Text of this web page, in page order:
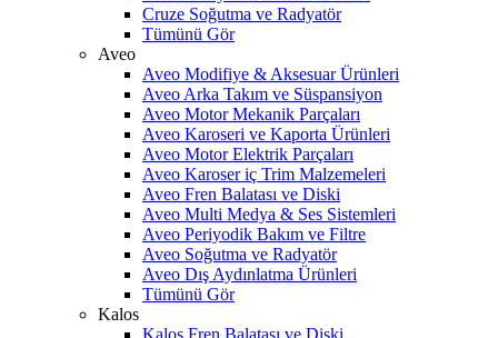
Cruze Soğutma ve Radyatör
Tümünü Gör
Aveo
Aveo Modifiye & Aksesuar Ürünleri
Aveo Arka Takım ve Süspansiyon
Aveo Motor Mekanik Parçaları
Aveo Karoseri ve Kaporta Ürünleri
Aveo Motor Elektrik Parçaları
Aveo Karoser iç Trim Malzemeleri
Aveo Fren Balatası ve Diski
Aveo Multi Medya & Ses Sistemleri
Aveo Periyodik Bakım ve Filtre
Aveo Soğutma ve Radyatör
Aveo Dış Aydınlatma Ürünleri
Tümünü Gör
Kalos
Kalos Fren Balatası ve Diski